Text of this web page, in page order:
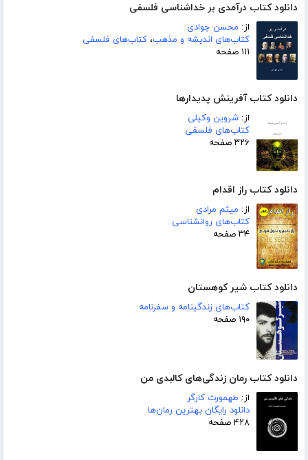
دانلود کتاب درآمدی بر خداشناسی فلسفی
از: محسن جوادی
کتاب‌های اندیشه و مذهب، کتاب‌های فلسفی
۱۱۱ صفحه
دانلود کتاب آفرینش پدیدارها
از: شروین وکیلی
کتاب‌های فلسفی
۳۲۶ صفحه
دانلود کتاب راز اقدام
از: میثم مرادی
کتاب‌های روانشناسی
۳۴ صفحه
دانلود کتاب شیر کوهستان
کتاب‌های زندگینامه و سفرنامه
۱۹۰ صفحه
دانلود کتاب رمان زندگی‌های کالبدی من
از: طهمورث کارگر
دانلود رایگان بهترین رمان‌ها
۴۲۸ صفحه